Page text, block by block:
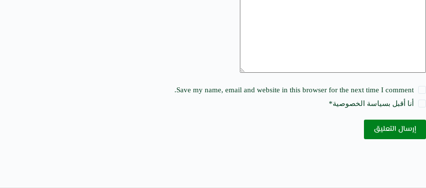
Save my name, email and website in this browser for the next time I comment.
أنا أقبل بسياسة الخصوصية*
إرسال التعليق